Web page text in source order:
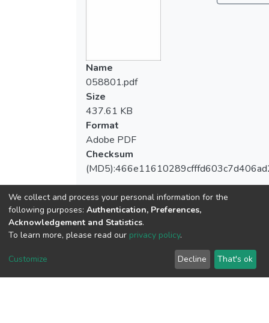
Name
058801.pdf
Size
437.61 KB
Format
Adobe PDF
Checksum
View metrics
We collect and process your personal information for the
following purposes: Authentication, Preferences,
Acknowledgement and Statistics.
To learn more, please read our privacy policy.
Customize Decline That's ok